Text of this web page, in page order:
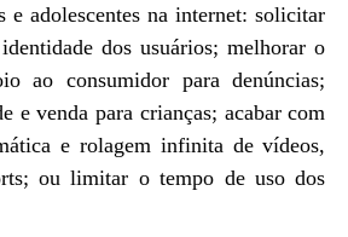
e adolescentes na internet: solicitar
dos usuários; melhorar o
ao consumidor para denúncias;
e venda para crianças; acabar com
e rolagem infinita de vídeos,
ou limitar o tempo de uso dos